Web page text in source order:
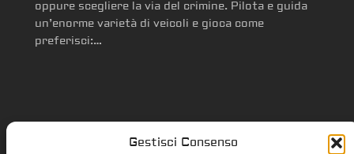
Gestisci Consenso
oppure scegliere la via del crimine. Pilota e guida
un’enorme varietà di veicoli e gioca come
preferisci:…